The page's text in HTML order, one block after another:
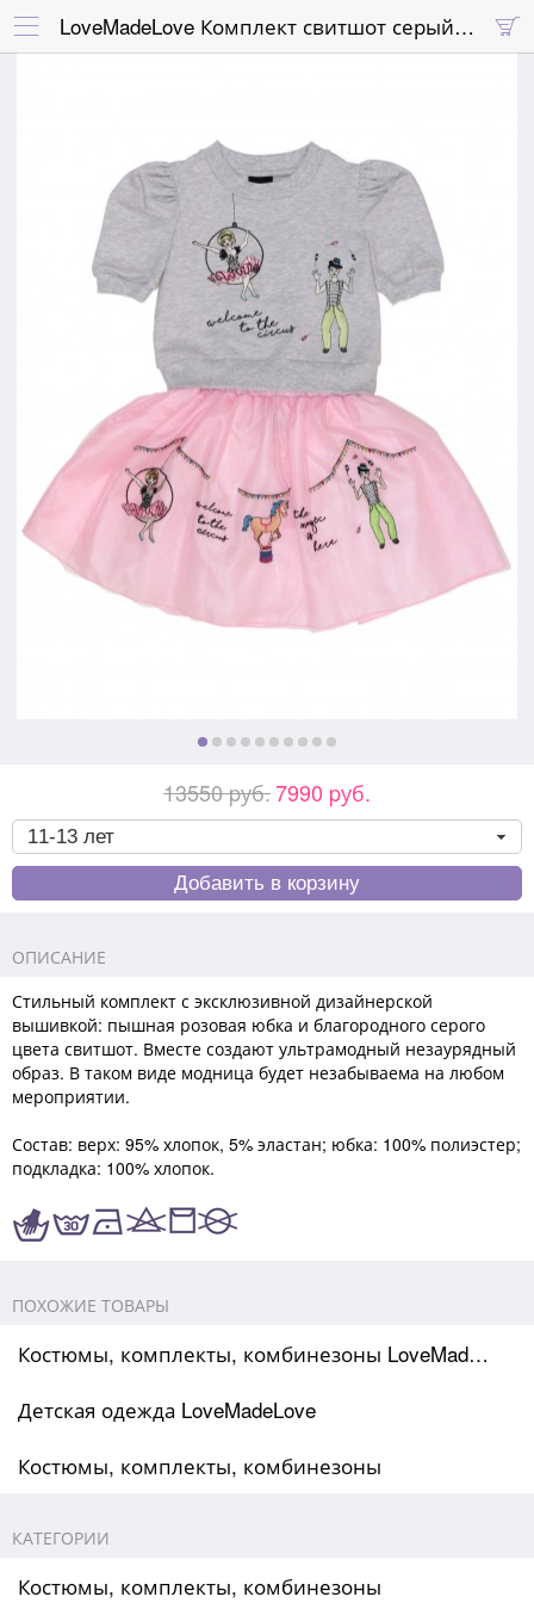
 
LoveMadeLove Комплект свитшот серый с пышной розовой юбкой "Цирк"
13550 pуб.7990 pуб.
ОПИСАНИЕ
Стильный комплект с эксклюзивной дизайнерской
вышивкой: пышная розовая юбка и благородного серого
цвета свитшот. Вместе создают ультрамодный незаурядный
образ. В таком виде модница будет незабываема на любом
мероприятии.
Состав: верх: 95% хлопок, 5% эластан; юбка: 100% полиэстер;
подкладка: 100% хлопок.
ПОХОЖИЕ ТОВАРЫ
Костюмы, комплекты, комбинезоны LoveMadeLove
Детская одежда LoveMadeLove
Костюмы, комплекты, комбинезоны
КАТЕГОРИИ
Костюмы, комплекты, комбинезоны